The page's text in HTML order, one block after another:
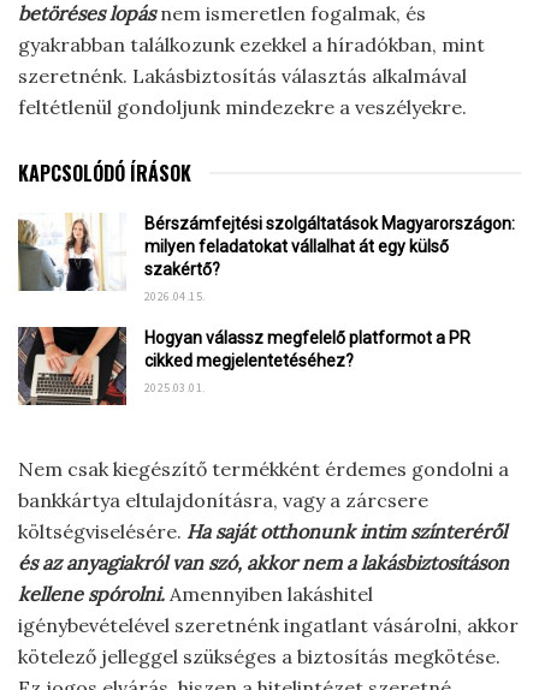
betöréses lopásnem ismeretlen fogalmak, és
gyakrabban találkozunk ezekkel a híradókban, mint
szeretnénk. Lakásbiztosítás választás alkalmával
feltétlenül gondoljunk mindezekre a veszélyekre.
KAPCSOLÓDÓ ÍRÁSOK
Bérszámfejtési szolgáltatások Magyarországon:
milyen feladatokat vállalhat át egy külső
szakértő?
2026.04.15.
Hogyan válassz megfelelő platformot a PR
cikked megjelentetéséhez?
2025.03.01.
Nem csak kiegészítő termékként érdemes gondolni a
bankkártya eltulajdonításra, vagy a zárcsere
költségviselésére. Ha saját otthonunk intim színteréről
és az anyagiakról van szó, akkor nem a lakásbiztosításon
kellene spórolni. Amennyiben lakáshitel
igénybevételével szeretnénk ingatlant vásárolni, akkor
kötelező jelleggel szükséges a biztosítás megkötése.